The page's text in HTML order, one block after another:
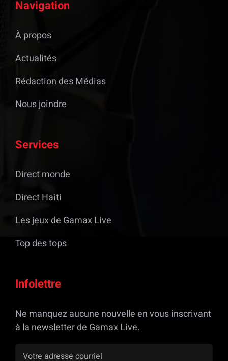
Navigation
À propos
Actualités
Rédaction des Médias
Nous joindre
Services
Direct monde
Direct Haiti
Les jeux de Gamax Live
Top des tops
Infolettre
Ne manquez aucune nouvelle en vous inscrivant
à la newsletter de Gamax Live.